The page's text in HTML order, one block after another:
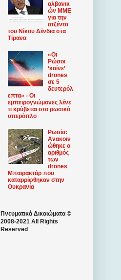
αλβανικ
ών ΜΜΕ
για την
ατζέντα
του Νίκου Δένδια στα
Τίρανα
«Οι
Ρώσοι
‘καίνε’
drones
σε 5
δευτερόλ
επτα» - Οι
εμπειρογνώμονες λένε
τι κρύβεται στο ρωσικό
υπερόπλο
Ρωσία:
Ανακοιν
ώθηκε ο
αριθμός
των
drones
Μπαϊρακτάρ που
καταρρίφθηκαν στην
Ουκρανία
Πνευματικά Δικαιώματα ©
2008-2021 All Rights
Reserved